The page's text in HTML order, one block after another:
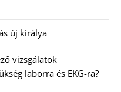
új királya
vizsgálatok
laborra és EKG-ra?